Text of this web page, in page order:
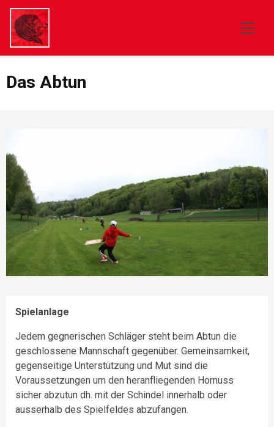
Das Abtun
Spielanlage
Jedem gegnerischen Schläger steht beim Abtun die
geschlossene Mannschaft gegenüber. Gemeinsamkeit,
gegenseitige Unterstützung und Mut sind die
Voraussetzungen um den heranfliegenden Hornuss
sicher abzutun dh. mit der Schindel innerhalb oder
ausserhalb des Spielfeldes abzufangen.